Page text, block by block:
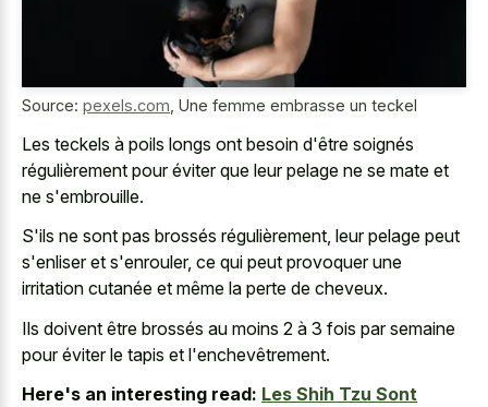
Source: pexels.com Une femme embrasse un teckel
Les teckels à poils longs ont besoin d'être soignés
régulièrement pour éviter que leur pelage ne se mate et
ne s'embrouille.
S'ils ne sont pas brossés régulièrement, leur pelage peut
s'enliser et s'enrouler, ce qui peut provoquer une
irritation cutanée et même la perte de cheveux.
Ils doivent être brossés au moins 2 à 3 fois par semaine
pour éviter le tapis et l'enchevêtrement.
Here's an interesting read: Les Shih Tzu Sont